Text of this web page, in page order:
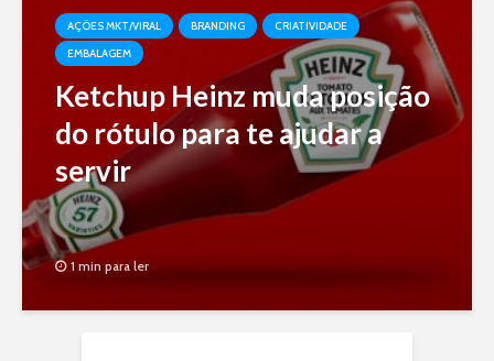
AÇÕES MKT/VIRAL BRANDING
CRIATIVIDADE
EMBALAGEM
Ketchup Heinz muda posição
do rótulo para te ajudar a
servir
1 min para ler